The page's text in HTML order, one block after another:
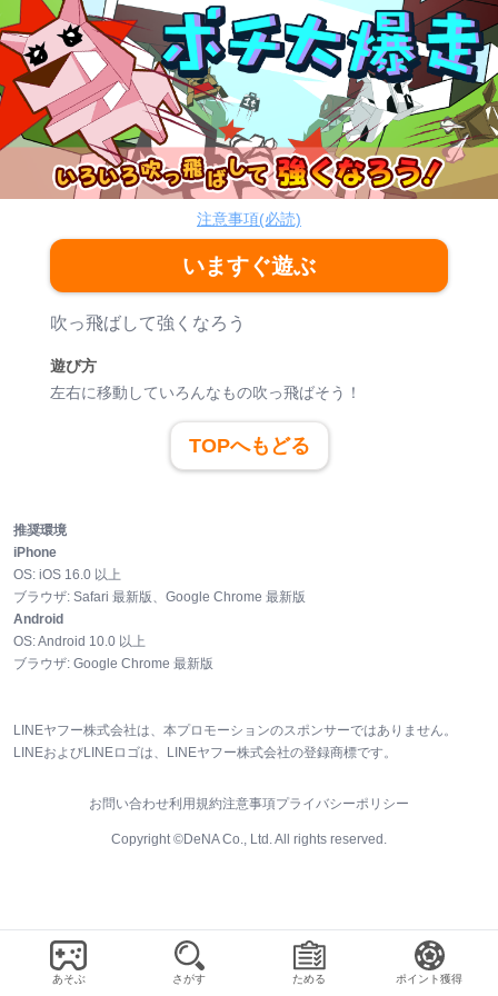
ポチ大爆走
アクション
注意事項(必読)
いますぐ遊ぶ
ゲーム紹介
吹っ飛ばして強くなろう
遊び方
左右に移動していろんなもの吹っ飛ばそう！
TOPへもどる
推奨環境
iPhone
OS: iOS 16.0 以上
ブラウザ: Safari 最新版、Google Chrome 最新版
Android
OS:Android 10.0 以上
ブラウザ: Google Chrome 最新版
LINEヤフー株式会社は、本プロモーションのスポンサーではありません。
LINEおよびLINEロゴは、LINEヤフー株式会社の登録商標です。
お問い合わせ利用規約注意事項プライバシーポリシー
Copyright ©DeNA Co., Ltd. All rights reserved.
あそぶ さがす ためる ポイント獲得